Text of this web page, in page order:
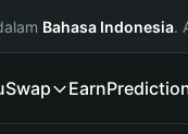
Bahasa Indonesia.
Swap Earn